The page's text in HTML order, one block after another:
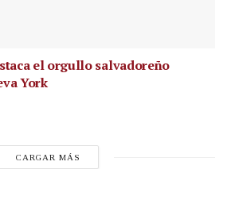
el orgullo salvadoreño
York
CARGAR MÁS